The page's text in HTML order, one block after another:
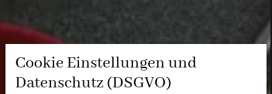
Cookie Einstellungen und
Datenschutz (DSGVO)